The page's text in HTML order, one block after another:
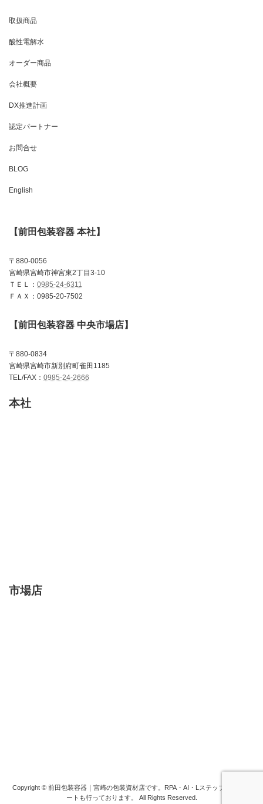
取扱商品
酸性電解水
オーダー商品
会社概要
DX推進計画
認定パートナー
お問合せ
BLOG
English
【前田包装容器 本社】
〒880-0056
宮崎県宮崎市神宮東2丁目3-10
ＴＥＬ： 0985-24-6311
ＦＡＸ：0985-20-7502
【前田包装容器 中央市場店】
〒880-0834
宮崎県宮崎市新別府町雀田1185
TEL/FAX： 0985-24-2666
本社
市場店
Copyright © 前田包装容器｜宮崎の包装資材店です。RPA・AI・Lステップ構築サポ
ートも行っております。 All Rights Reserved.